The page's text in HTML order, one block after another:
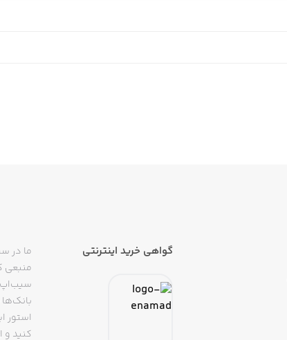
گواهی خرید اینترنتی
ما در
منبعی
سیب‌اپ
استور